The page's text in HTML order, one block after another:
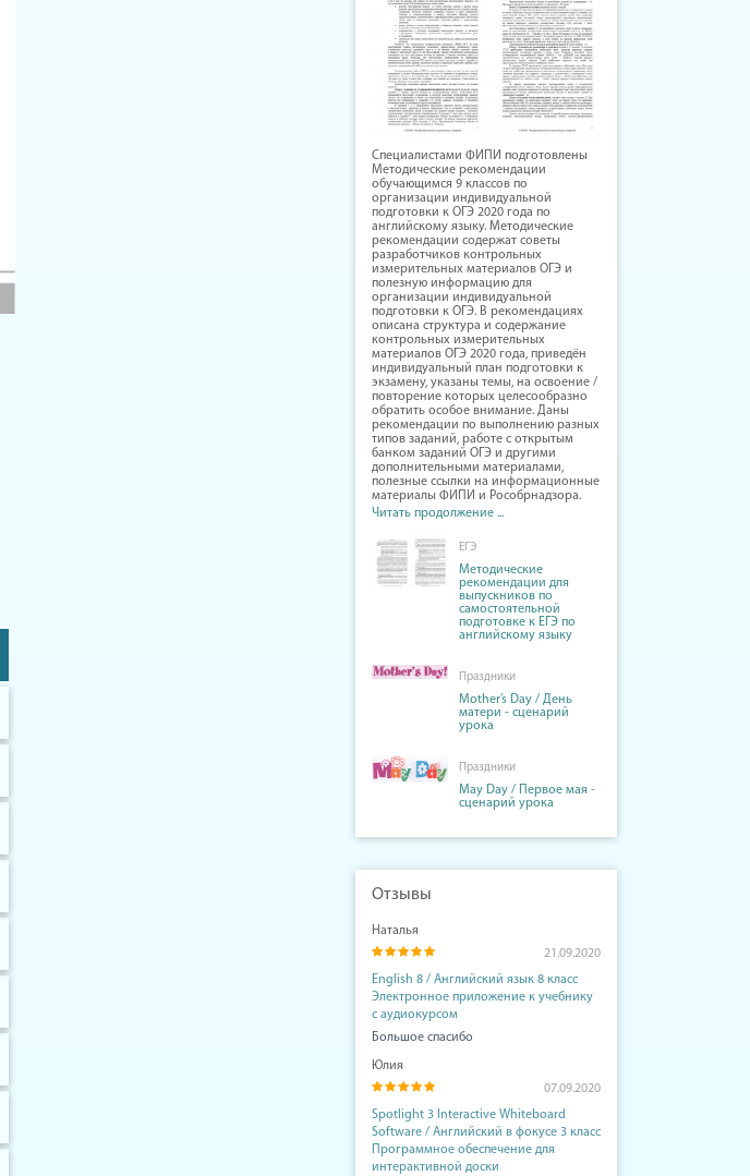
Специалистами ФИПИ подготовлены
Методические рекомендации
обучающимся 9 классов по
организации индивидуальной
подготовки к ОГЭ 2020 года по
английскому языку. Методические
рекомендации содержат советы
разработчиков контрольных
измерительных материалов ОГЭ и
полезную информацию для
организации индивидуальной
подготовки к ОГЭ. В рекомендациях
описана структура и содержание
контрольных измерительных
материалов ОГЭ 2020 года, приведён
индивидуальный план подготовки к
экзамену, указаны темы, на освоение /
повторение которых целесообразно
обратить особое внимание. Даны
рекомендации по выполнению разных
типов заданий, работе с открытым
банком заданий ОГЭ и другими
дополнительными материалами,
полезные ссылки на информационные
материалы ФИПИ и Рособрнадзора.
Читать продолжение ...
ЕГЭ
Методические
рекомендации для
выпускников по
самостоятельной
подготовке к ЕГЭ по
английскому языку
Праздники
Mother’s Day / День
матери - сценарий
урока
Праздники
May Day / Первое мая -
сценарий урока
Отзывы
Наталья
21.09.2020
English 8 / Английский язык 8 класс
Электронное приложение к учебнику
с аудиокурсом
Большое спасибо
Юлия
07.09.2020
Spotlight 3 Interactive Whiteboard
Software / Английский в фокусе 3 класс
Программное обеспечение для
интерактивной доски